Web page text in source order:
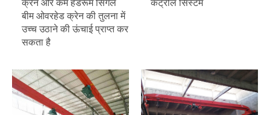
बीम ओवरहेड क्रेन की तुलना में
उच्च उठाने की ऊंचाई प्राप्त कर
सकता है